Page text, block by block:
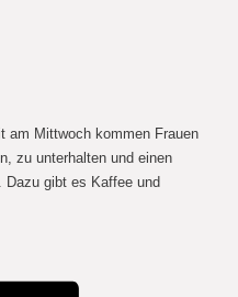
am Mittwoch kommen Frauen
zu unterhalten und einen
Dazu gibt es Kaffee und